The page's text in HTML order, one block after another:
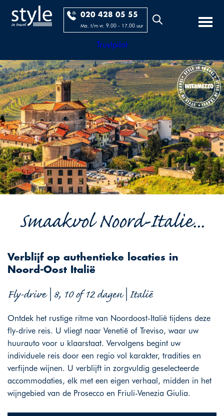
020 428 05 55
Ma. t/m vr. 9.00 - 17.00 uur
Trustpilot
Smaakvol Noord-Italie...
Verblijf op authentieke locaties in
Noord-Oost Italië
Fly-drive | 8, 10 of 12 dagen | Italië
Ontdek het rustige ritme van Noordoost-Italië tijdens deze
fly-drive reis. U vliegt naar Venetië of Treviso, waar uw
huurauto voor u klaarstaat. Vervolgens begint uw
individuele reis door een regio vol karakter, tradities en
verfijnde wijnen. U verblijft in zorgvuldig geselecteerde
accommodaties, elk met een eigen verhaal, midden in het
wijngebied van de Prosecco en Friuli-Venezia Giulia.